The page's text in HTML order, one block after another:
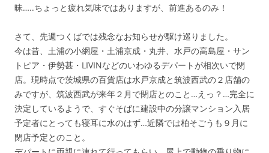
昧…..ちょっと疲れ気味ではありますが、前進あるのみ！
さて、先週つくばでは残念なお知らせが駆け巡りました。
今は昔、土浦の小網屋・土浦京成・丸井、水戸の高島屋・サン
トピア・伊勢甚・LIVINなどのいわゆるデパートが相次いで閉
店。現時点で茨城県の百貨店は水戸京成と筑波西武の２店舗の
みですが、筑波西武が来年２月で閉店とのこと…えっ？…完全に
決定しているようで、すぐそばに建設中の分譲マンション入居
予定者にとっても寝耳に水のはず…近隣では柏そごうも９月に
閉店予定とのこと。